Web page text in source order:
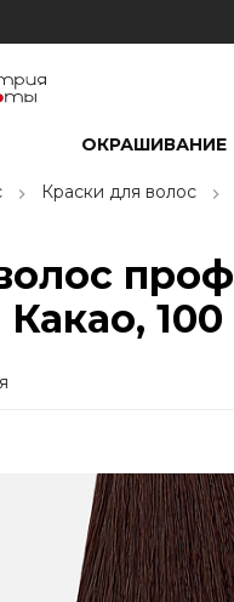
ОКРАШИВАНИЕ
Краски для волос